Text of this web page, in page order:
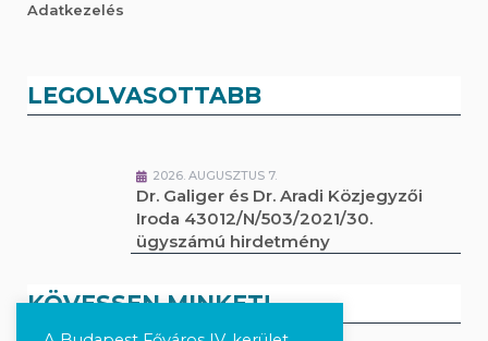
Adatkezelés
LEGOLVASOTTABB
2026. AUGUSZTUS 7.
Dr. Galiger és Dr. Aradi Közjegyzői
Iroda 43012/N/503/2021/30.
ügyszámú hirdetmény
KÖVESSEN MINKET!